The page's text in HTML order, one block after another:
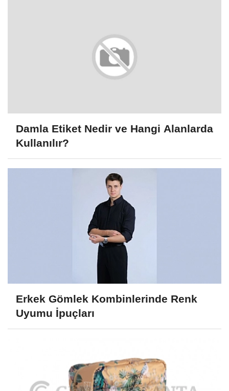
Damla Etiket Nedir ve Hangi Alanlarda
Kullanılır?
Erkek Gömlek Kombinlerinde Renk
Uyumu İpuçları